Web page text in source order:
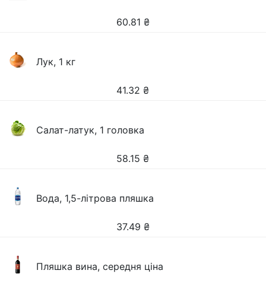
60.81 ₴
Лук, 1 кг
41.32 ₴
Салат-латук, 1 головка
58.15 ₴
Вода, 1,5-літрова пляшка
37.49 ₴
Пляшка вина, середня ціна